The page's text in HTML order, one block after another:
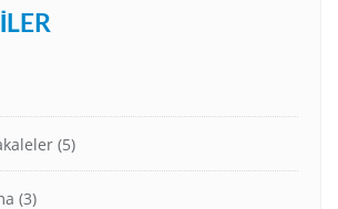
(5)
(3)